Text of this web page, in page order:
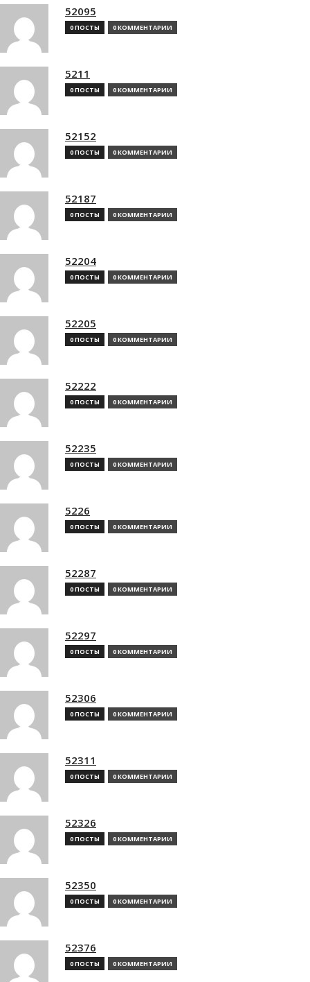
52095
0 ПОСТЫ 0 КОММЕНТАРИИ
5211
0 ПОСТЫ 0 КОММЕНТАРИИ
52152
0 ПОСТЫ 0 КОММЕНТАРИИ
52187
0 ПОСТЫ 0 КОММЕНТАРИИ
52204
0 ПОСТЫ 0 КОММЕНТАРИИ
52205
0 ПОСТЫ 0 КОММЕНТАРИИ
52222
0 ПОСТЫ 0 КОММЕНТАРИИ
52235
0 ПОСТЫ 0 КОММЕНТАРИИ
5226
0 ПОСТЫ 0 КОММЕНТАРИИ
52287
0 ПОСТЫ 0 КОММЕНТАРИИ
52297
0 ПОСТЫ 0 КОММЕНТАРИИ
52306
0 ПОСТЫ 0 КОММЕНТАРИИ
52311
0 ПОСТЫ 0 КОММЕНТАРИИ
52326
0 ПОСТЫ 0 КОММЕНТАРИИ
52350
0 ПОСТЫ 0 КОММЕНТАРИИ
52376
0 ПОСТЫ 0 КОММЕНТАРИИ